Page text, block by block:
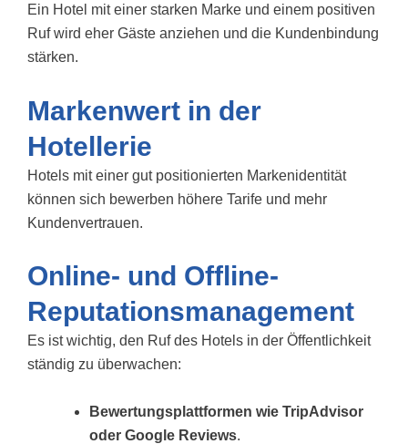
Ein Hotel mit einer starken Marke und einem positiven
Ruf wird eher Gäste anziehen und die Kundenbindung
stärken.
Markenwert in der
Hotellerie
Hotels mit einer gut positionierten Markenidentität
können sich bewerben höhere Tarife und mehr
Kundenvertrauen.
Online- und Offline-
Reputationsmanagement
Es ist wichtig, den Ruf des Hotels in der Öffentlichkeit
ständig zu überwachen:
Bewertungsplattformen wie TripAdvisor
oder Google Reviews.